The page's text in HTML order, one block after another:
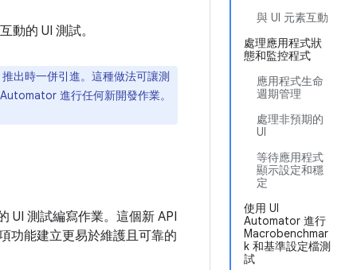
與 UI 元素互動
處理應用程式狀
態和監控程式
應用程式生命
週期管理
處理非預期的
UI
等待應用程式
顯示設定和穩
定
使用 UI
Automator 進行
Macrobenchmar
k 和基準設定檔測
試
的 UI 測試。
推出時一併引進。這種做法可讓測
進行任何新開發作業。
UI 測試編寫作業。這個新 API
功能建立更易於維護且可靠的